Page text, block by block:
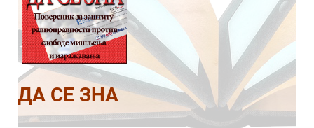
ДА СЕ ЗНА